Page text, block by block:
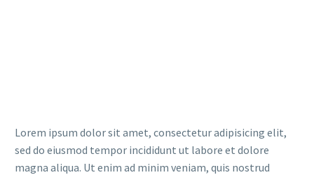
Lorem ipsum dolor sit amet, consectetur adipisicing elit,
sed do eiusmod tempor incididunt ut labore et dolore
magna aliqua. Ut enim ad minim veniam, quis nostrud